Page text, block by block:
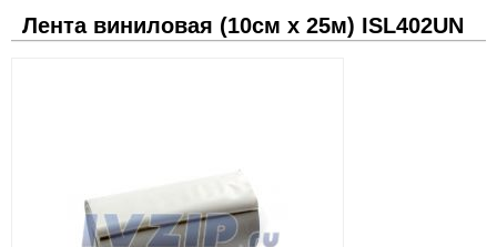
Лента виниловая (10см x 25м) ISL402UN